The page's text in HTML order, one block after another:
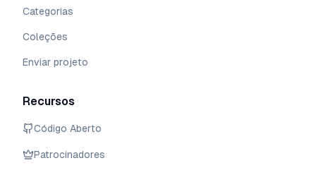
Categorias
Coleções
Enviar projeto
Recursos
Código Aberto
Patrocinadores